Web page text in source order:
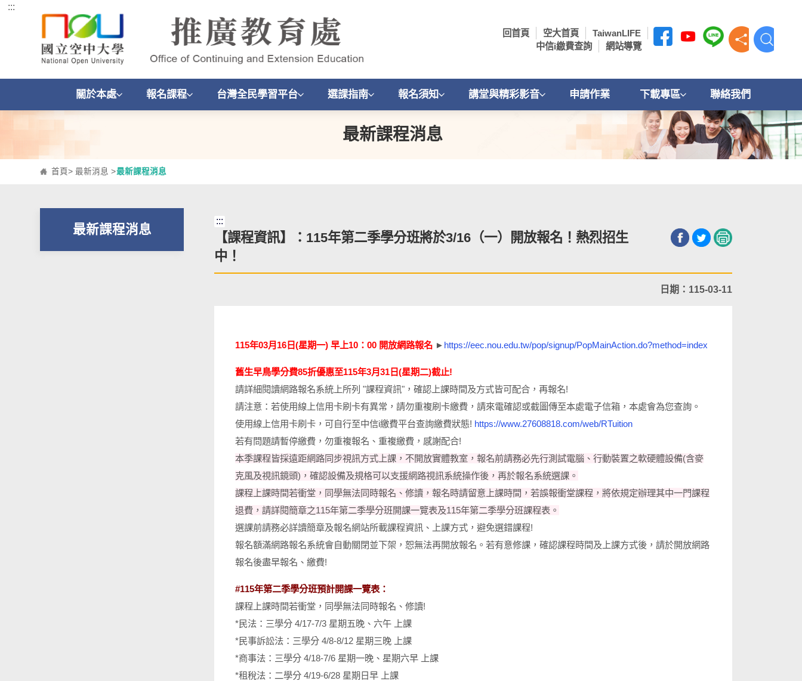
跳到主要內容區塊
:::
回首頁 空大首頁
TaiwanLIFE
中信i繳費查詢
網站導覽
關於本處 報名課程 台灣全民學習平台 選課指南 報名須知 講堂與精彩影音 申請作業 下載專區 聯絡我們
最新課程消息
首頁>最新消息 >最新課程消息
最新課程消息
:::
【課程資訊】：115年第二季學分班將於3/16（一）開放報名！熱烈招生
中！
日期：115-03-11
115年03月16日(星期一) 早上10：00 開放網路報名 ► https://eec.nou.edu.tw/pop/signup/PopMainAction.do?method=index
舊生早鳥學分費85折優惠至115年3月31日(星期二)截止!
請詳細閱讀網路報名系統上所列 "課程資訊"，確認上課時間及方式皆可配合，再報名!
請注意：若使用線上信用卡刷卡有異常，請勿重複刷卡繳費，請來電確認或截圖傳至本處電子信箱，本處會為您查詢。
使用線上信用卡刷卡，可自行至中信i繳費平台查詢繳費狀態! https://www.27608818.com/web/RTuition
若有問題請暫停繳費，勿重複報名、重複繳費，感謝配合!
本季課程皆採遠距網路同步視訊方式上課，不開放實體教室，報名前請務必先行測試電腦、行動裝置之軟硬體設備(含麥
克風及視訊鏡頭)，確認設備及規格可以支援網路視訊系統操作後，再於報名系統選課。
課程上課時間若衝堂，同學無法同時報名、修讀，報名時請留意上課時間，若誤報衝堂課程，將依規定辦理其中一門課程
退費，請詳閱簡章之115年第二季學分班開課一覽表及115年第二季學分班課程表。
選課前請務必詳讀簡章及報名網站所載課程資訊、上課方式，避免選錯課程!
報名額滿網路報名系統會自動關閉並下架，恕無法再開放報名。若有意修課，確認課程時間及上課方式後，請於開放網路
報名後盡早報名、繳費!
#115年第二季學分班預計開課一覽表：
課程上課時間若衝堂，同學無法同時報名、修讀!
*民法：三學分 4/17-7/3 星期五晚、六午 上課
*民事訴訟法：三學分 4/8-8/12 星期三晚 上課
*商事法：三學分 4/18-7/6 星期一晚、星期六早 上課
*租稅法：二學分 4/19-6/28 星期日早 上課